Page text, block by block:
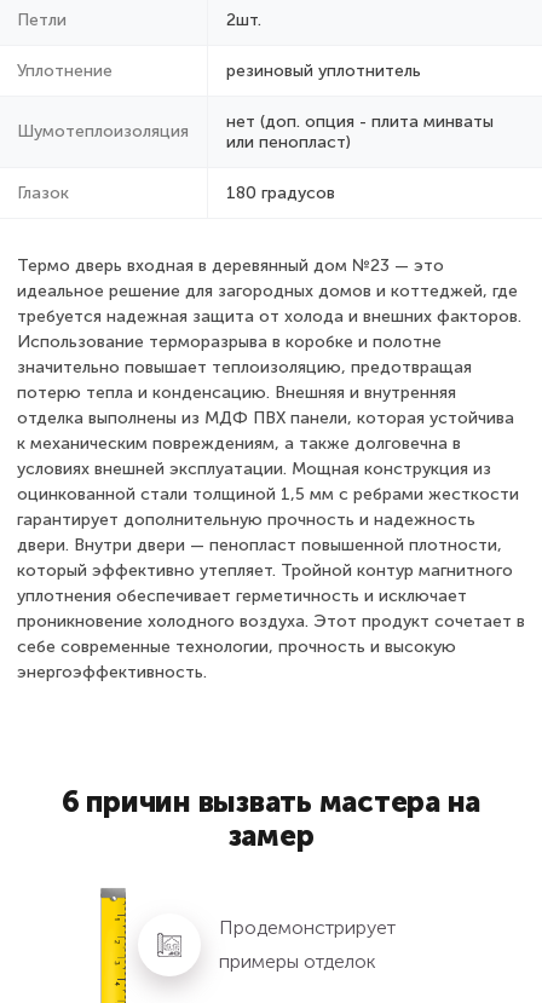
Петли 2шт.
Уплотнение резиновый уплотнитель
Шумотеплоизоляция
нет (доп. опция - плита минваты
или пенопласт)
Глазок 180 градусов
Термо дверь входная в деревянный дом №23 — это
идеальное решение для загородных домов и коттеджей, где
требуется надежная защита от холода и внешних факторов.
Использование терморазрыва в коробке и полотне
значительно повышает теплоизоляцию, предотвращая
потерю тепла и конденсацию. Внешняя и внутренняя
отделка выполнены из МДФ ПВХ панели, которая устойчива
к механическим повреждениям, а также долговечна в
условиях внешней эксплуатации. Мощная конструкция из
оцинкованной стали толщиной 1,5 мм с ребрами жесткости
гарантирует дополнительную прочность и надежность
двери. Внутри двери — пенопласт повышенной плотности,
который эффективно утепляет. Тройной контур магнитного
уплотнения обеспечивает герметичность и исключает
проникновение холодного воздуха. Этот продукт сочетает в
себе современные технологии, прочность и высокую
энергоэффективность.
6 причин вызвать мастера на
замер
Продемонстрирует
примеры отделок